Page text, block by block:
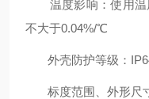
温度影响：使用温
不大于0.04%/℃
外壳防护等级：
标度范围、外形尺